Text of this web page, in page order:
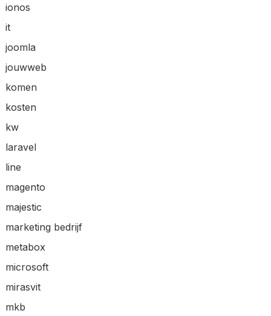
ionos
it
joomla
jouwweb
komen
kosten
kw
laravel
line
magento
majestic
marketing bedrijf
metabox
microsoft
mirasvit
mkb